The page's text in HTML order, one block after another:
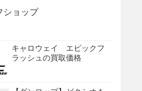
ショップ
キャロウェイ エピックフ
ラッシュの買取価格